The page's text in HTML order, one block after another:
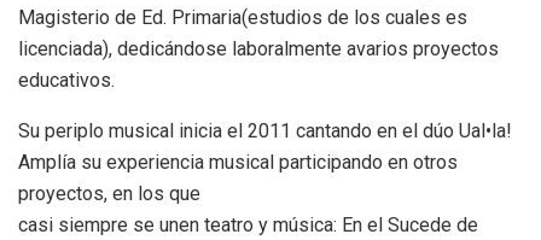
Magisterio de Ed. Primaria(estudios de los cuales es
licenciada), dedicándose laboralmente avarios proyectos
educativos.
Su periplo musical inicia el 2011 cantando en el dúo Ual•la!
Amplía su experiencia musical participando en otros
proyectos, en los que
casi siempre se unen teatro y música: En el Sucede de